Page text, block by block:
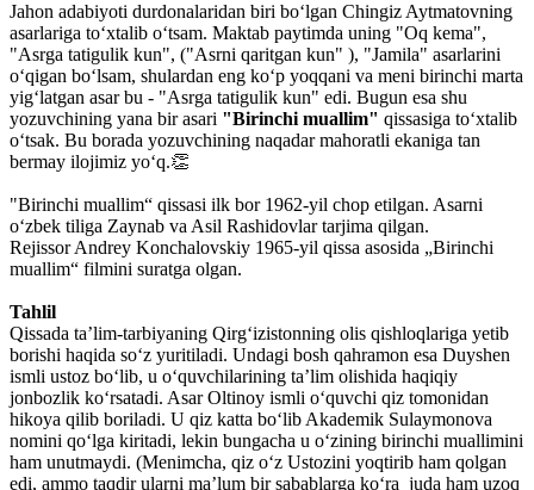
Jahon adabiyoti durdonalaridan biri boʻlgan Chingiz Aytmatovning
asarlariga toʻxtalib oʻtsam. Maktab paytimda uning "Oq kema",
"Asrga tatigulik kun", ("Asrni qaritgan kun" ), "Jamila" asarlarini
oʻqigan boʻlsam, shulardan eng koʻp yoqqani va meni birinchi marta
yigʻlatgan asar bu - "Asrga tatigulik kun" edi. Bugun esa shu
yozuvchining yana bir asari "Birinchi muallim" qissasiga toʻxtalib
oʻtsak. Bu borada yozuvchining naqadar mahoratli ekaniga tan
bermay ilojimiz yoʻq.👏
"Birinchi muallim“ qissasi ilk bor 1962-yil chop etilgan. Asarni
oʻzbek tiliga Zaynab va Asil Rashidovlar tarjima qilgan.
Rejissor Andrey Konchalovskiy 1965-yil qissa asosida „Birinchi
muallim“ filmini suratga olgan.
Tahlil
Qissada taʼlim-tarbiyaning Qirgʻizistonning olis qishloqlariga yetib
borishi haqida soʻz yuritiladi. Undagi bosh qahramon esa Duyshen
ismli ustoz boʻlib, u oʻquvchilarining taʼlim olishida haqiqiy
jonbozlik koʻrsatadi. Asar Oltinoy ismli oʻquvchi qiz tomonidan
hikoya qilib boriladi. U qiz katta boʻlib Akademik Sulaymonova
nomini qoʻlga kiritadi, lekin bungacha u oʻzining birinchi muallimini
ham unutmaydi. (Menimcha, qiz oʻz Ustozini yoqtirib ham qolgan
edi, ammo taqdir ularni maʼlum bir sabablarga koʻra juda ham uzoq